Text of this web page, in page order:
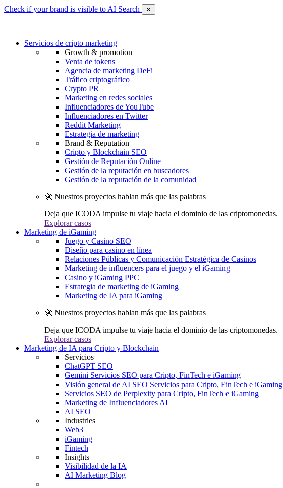
Check if your brand is visible to AI Search ✕
Servicios de cripto marketing
Growth & promotion
Venta de tokens
Agencia de marketing DeFi
Tráfico criptográfico
Crypto PR
Marketing en redes sociales
Influenciadores de YouTube
Influenciadores en Twitter
Reddit Marketing
Estrategia de marketing
Brand & Reputation
Cripto y Blockchain SEO
Gestión de Reputación Online
Gestión de la reputación en buscadores
Gestión de la reputación de la comunidad
🚀 Nuestros proyectos hablan más que las palabras
Deja que ICODA impulse tu viaje hacia el dominio de las criptomonedas.
Explorar casos
Marketing de iGaming
Juego y Casino SEO
Diseño para casino en línea
Relaciones Públicas y Comunicación Estratégica de Casinos
Marketing de influencers para el juego y el iGaming
Casino y iGaming PPC
Estrategia de marketing de iGaming
Marketing de IA para iGaming
🚀 Nuestros proyectos hablan más que las palabras
Deja que ICODA impulse tu viaje hacia el dominio de las criptomonedas.
Explorar casos
Marketing de IA para Cripto y Blockchain
Servicios
ChatGPT SEO
Gemini Servicios SEO para Cripto, FinTech e iGaming
Visión general de AI SEO Servicios para Cripto, FinTech e iGaming
Servicios SEO de Perplexity para Cripto, FinTech e iGaming
Marketing de Influenciadores AI
AI SEO
Industries
Web3
iGaming
Fintech
Insights
Visibilidad de la IA
AI Marketing Blog